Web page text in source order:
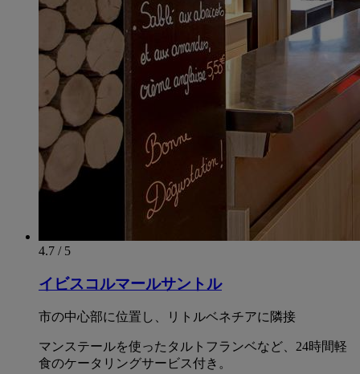
4.7 / 5
イビスコルマールサントル
市の中心部に位置し、リトルベネチアに隣接
マンステールを使ったタルトフランベなど、24時間軽
食のケータリングサービス付き。